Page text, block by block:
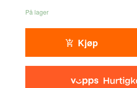
På lager
Kjøp